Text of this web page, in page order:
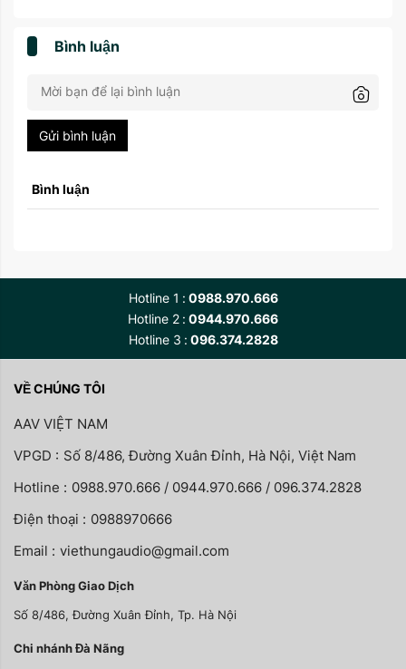
Bình luận
Gửi bình luận
Bình luận
Hotline 1
0988.970.666
Hotline 2 0944.970.666
Hotline 3
096.374.2828
VỀ CHÚNG TÔI
AAV VIỆT NAM
VPGD : Số 8/486, Đường Xuân Đỉnh, Hà Nội, Việt Nam
Hotline : 0988.970.666 / 0944.970.666 / 096.374.2828
Điện thoại : 0988970666
Email : viethungaudio@gmail.com
Văn Phòng Giao Dịch
Số 8/486, Đường Xuân Đỉnh, Tp. Hà Nội
Chi nhánh Đà Nãng